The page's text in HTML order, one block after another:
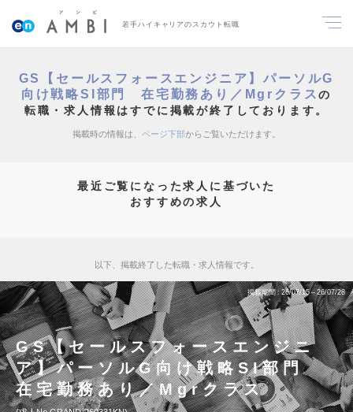
若手ハイキャリアのスカウト転職
GS【セールスフォースエンジニア】パーソルG
向け戦略SI部門 在宅勤務あり／Mgrクラスの
転職・求人情報はすでに掲載が終了しております。
掲載時の情報は、 ページ下部からご覧いただけます。
最近ご覧になった求人に基づいた
おすすめの求人
以下、掲載終了した転職・求人情報です。
掲載期間 26/07/15～26/07/28
GS【セールスフォースエンジニ
ア】パーソルG向け戦略SI部門
在宅勤務あり／Mgrクラス